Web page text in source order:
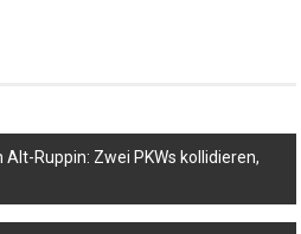
Ruppin: Zwei PKWs kollidieren,